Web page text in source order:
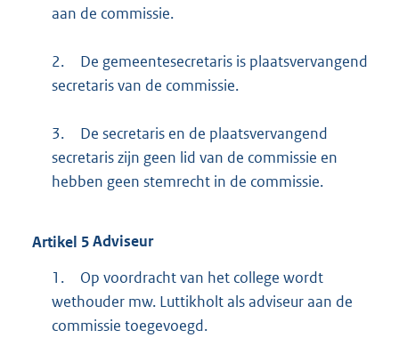
aan de commissie.
2.
De gemeentesecretaris is plaatsvervangend
secretaris van de commissie.
3.
De secretaris en de plaatsvervangend
secretaris zijn geen lid van de commissie en
hebben geen stemrecht in de commissie.
Artikel 5Adviseur
1.
Op voordracht van het college wordt
wethouder mw. Luttikholt als adviseur aan de
commissie toegevoegd.